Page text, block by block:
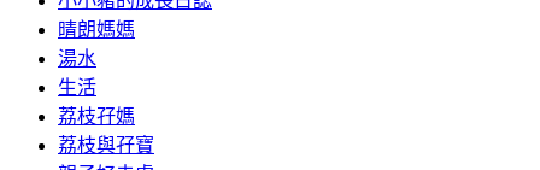
晴朗媽媽
湯水
生活
荔枝孖媽
荔枝與孖寶